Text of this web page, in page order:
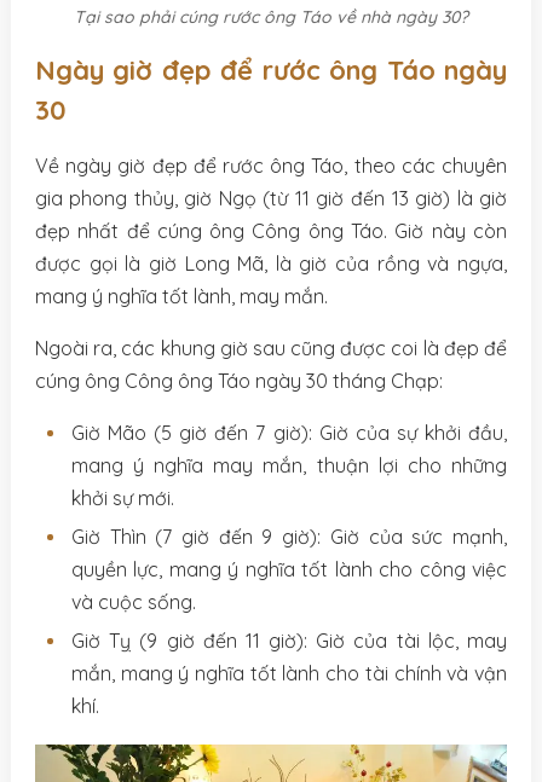
Tại sao phải cúng rước ông Táo về nhà ngày 30?
Ngày giờ đẹp để rước ông Táo ngày
30
Về ngày giờ đẹp để rước ông Táo, theo các chuyên
gia phong thủy, giờ Ngọ (từ 11 giờ đến 13 giờ) là giờ
đẹp nhất để cúng ông Công ông Táo. Giờ này còn
được gọi là giờ Long Mã, là giờ của rồng và ngựa,
mang ý nghĩa tốt lành, may mắn.
Ngoài ra, các khung giờ sau cũng được coi là đẹp để
cúng ông Công ông Táo ngày 30 tháng Chạp:
Giờ Mão (5 giờ đến 7 giờ): Giờ của sự khởi đầu,
mang ý nghĩa may mắn, thuận lợi cho những
khởi sự mới.
Giờ Thìn (7 giờ đến 9 giờ): Giờ của sức mạnh,
quyền lực, mang ý nghĩa tốt lành cho công việc
và cuộc sống.
Giờ Tỵ (9 giờ đến 11 giờ): Giờ của tài lộc, may
mắn, mang ý nghĩa tốt lành cho tài chính và vận
khí.